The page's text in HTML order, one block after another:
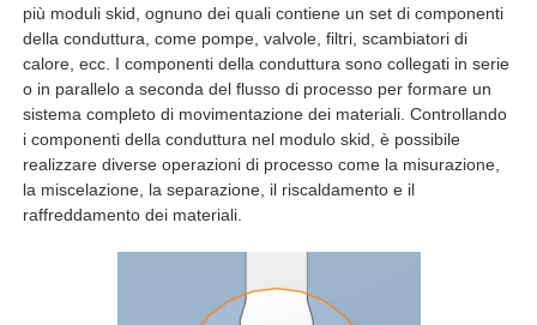
più moduli skid, ognuno dei quali contiene un set di componenti
della conduttura, come pompe, valvole, filtri, scambiatori di
calore, ecc. I componenti della conduttura sono collegati in serie
o in parallelo a seconda del flusso di processo per formare un
sistema completo di movimentazione dei materiali. Controllando
i componenti della conduttura nel modulo skid, è possibile
realizzare diverse operazioni di processo come la misurazione,
la miscelazione, la separazione, il riscaldamento e il
raffreddamento dei materiali.